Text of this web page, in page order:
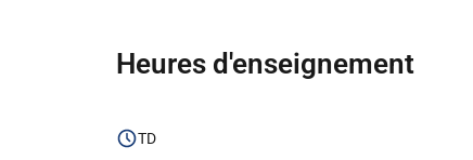
Heures d'enseignement
TD